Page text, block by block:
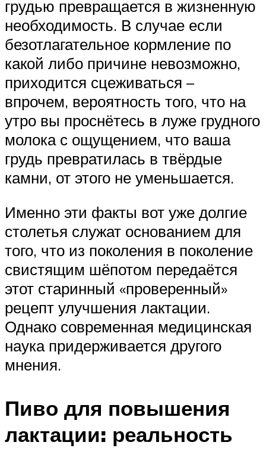
грудью превращается в жизненную
необходимость. В случае если
безотлагательное кормление по
какой либо причине невозможно,
приходится сцеживаться –
впрочем, вероятность того, что на
утро вы проснётесь в луже грудного
молока с ощущением, что ваша
грудь превратилась в твёрдые
камни, от этого не уменьшается.
Именно эти факты вот уже долгие
столетья служат основанием для
того, что из поколения в поколение
свистящим шёпотом передаётся
этот старинный «проверенный»
рецепт улучшения лактации.
Однако современная медицинская
наука придерживается другого
мнения.
Пиво для повышения
лактации: реальность